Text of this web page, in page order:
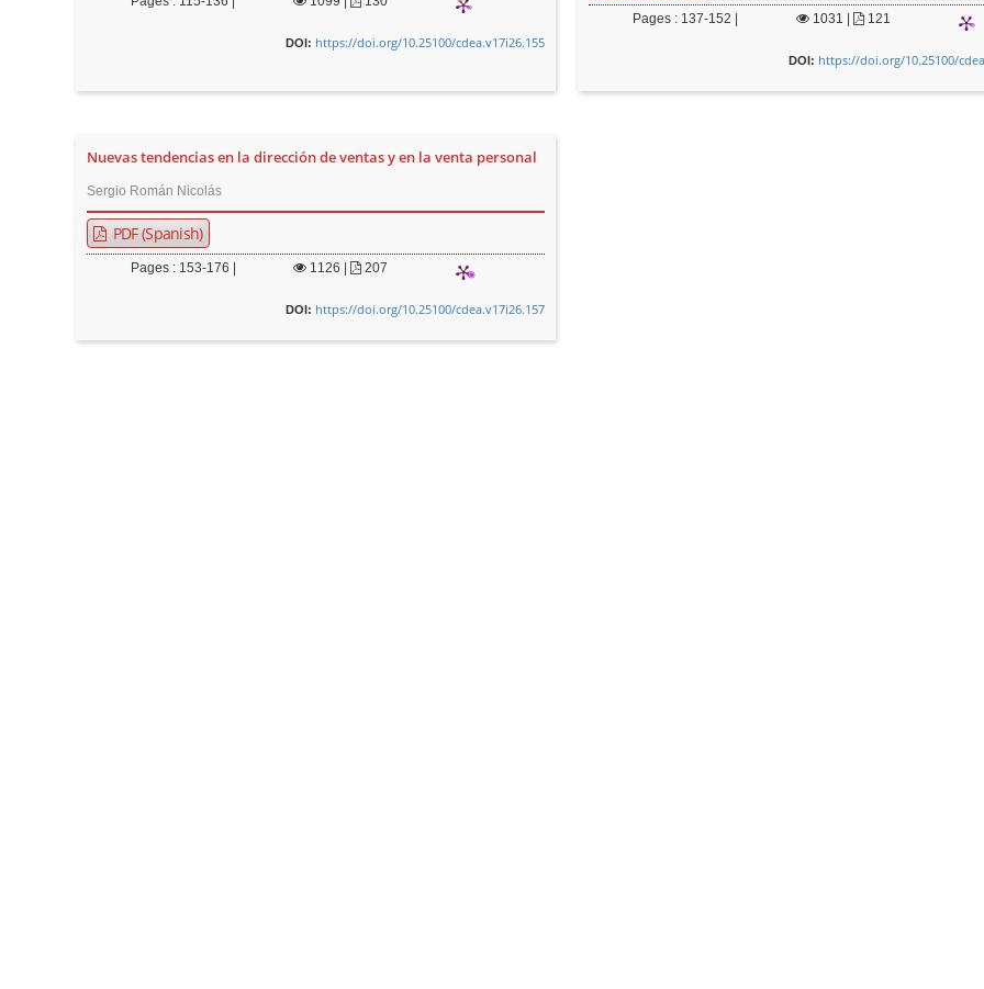
DOI: https://doi.org/10.25100/cdea.v17i26.155
Pages : 137-152 | 1031 121
DOI: https://doi.org/10.25100/
Nuevas tendencias en la dirección de ventas y en la venta personal
Sergio Román Nicolás
PDF (Spanish)
Pages : 153-176 | 1126 207
DOI: https://doi.org/10.25100/cdea.v17i26.157